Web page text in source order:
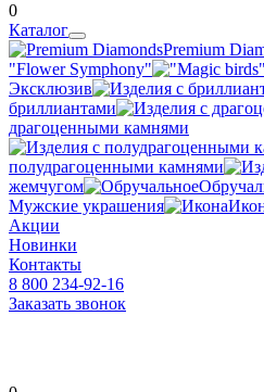
0
Каталог
Premium
"Flower Symphony"
Эксклюзив
бриллиантами
драгоценными камнями
полудрагоценными камнями
жемчугом
Мужские украшения
Акции
Новинки
Контакты
8 800 234-92-16
Заказать звонок